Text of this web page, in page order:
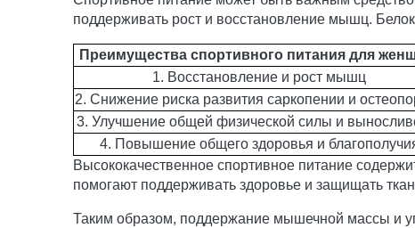
поддерживать рост и восстановление мышц.
Преимущества спортивного питания для
1. Восстановление и рост мышц
2. Снижение риска развития саркопении и
3. Улучшение общей физической силы и
4. Повышение общего здоровья и
Высококачественное спортивное питание
помогают поддерживать здоровье и защищать
Таким образом, поддержание мышечной массы и